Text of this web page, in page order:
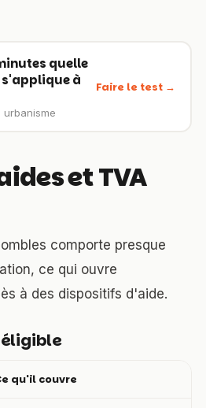
quelle
à
urbanisme
Faire le test →
et TVA
comporte presque
ce qui ouvre
à des dispositifs d'aide.
qu'il couvre